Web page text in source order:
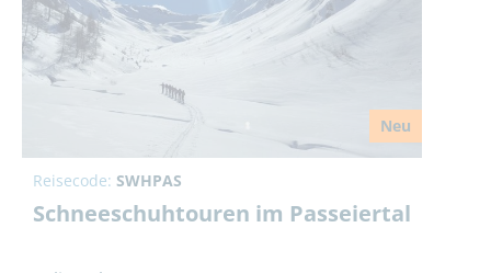
Neu
Reisecode: SWHPAS
Schneeschuhtouren im Passeiertal